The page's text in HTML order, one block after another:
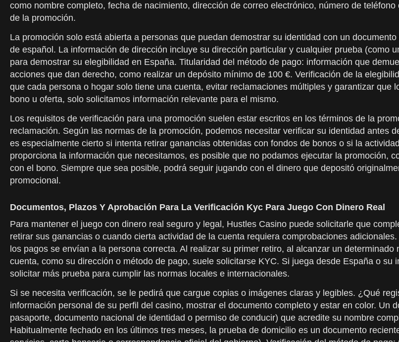
como nombre completo, fecha de nacimiento, dirección de correo electrónico, número de
de la promoción.
La promoción solo está abierta a personas que puedan demostrar su identidad con un
de español. La información de dirección incluye su dirección particular y cualquier prueba (como
para demostrar su elegibilidad en España. Titularidad del método de pago: información que
acciones que dan derecho, como realizar un depósito mínimo de 100 €. Verificación de la
que cada persona o hogar solo tiene una cuenta, evitar reclamaciones múltiples y garantizar
bono u oferta, solo solicitamos información relevante para el mismo.
Los requisitos de verificación para una promoción suelen estar escritos en los términos de la
reclamación. Según las normas de la promoción, podemos necesitar verificar su identidad antes
es especialmente cierto si intenta retirar ganancias obtenidas con fondos de bonos o si la
proporciona la información que necesitamos, es posible que no podamos ejecutar la promoción,
con el bono. Siempre que sea posible, podrá seguir jugando con el dinero que depositó
promocional.
Documentos, Plazos Y Aprobación Para La Verificación Kyc Para Juego Con Dinero Real
Para mantener el juego con dinero real seguro y legal, Hustles Casino puede solicitarle que
retirar sus ganancias o cuando cierta actividad de la cuenta requiera comprobaciones
los pagos se envían a la persona correcta. Al realizar su primer retiro, al alcanzar un
cuenta, como su dirección o método de pago, suele solicitarse KYC. Si juega desde España o
solicitar más prueba para cumplir las normas locales e internacionales.
Si se necesita verificación, se le pedirá que cargue copias o imágenes claras y legibles. ¿Qué
información personal de su perfil del casino, mostrar el documento completo y estar en color. Un
pasaporte, documento nacional de identidad o permiso de conducir) que acredite su nombre
Habitualmente fechado en los últimos tres meses, la prueba de domicilio es un documento